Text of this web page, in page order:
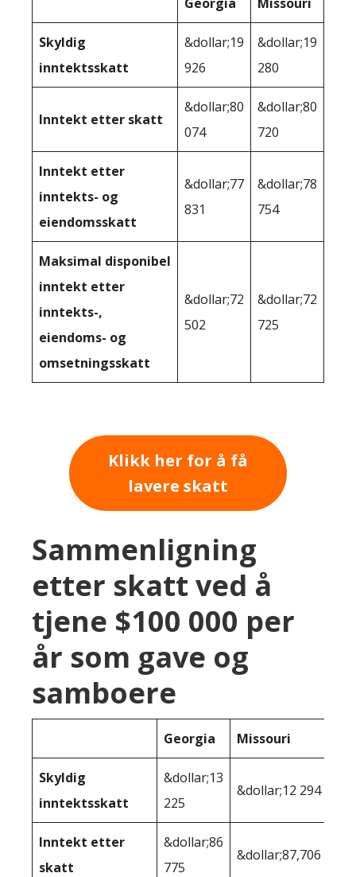
Skyldig
inntektsskatt
&dollar;19
926
&dollar;19
280
Inntekt etter skatt
&dollar;80
074
&dollar;80
720
Inntekt etter
inntekts- og
eiendomsskatt
&dollar;77
831
&dollar;78
754
Maksimal disponibel
inntekt etter
inntekts-,
eiendoms- og
omsetningsskatt
&dollar;72
502
&dollar;72
725
Klikk her for å få
lavere skatt
Sammenligning
etter skatt ved å
tjene $100 000 per
år som gave og
samboere
Georgia Missouri
Skyldig
inntektsskatt
&dollar;13
225
&dollar;12 294
Inntekt etter
skatt
&dollar;86
775
&dollar;87,706